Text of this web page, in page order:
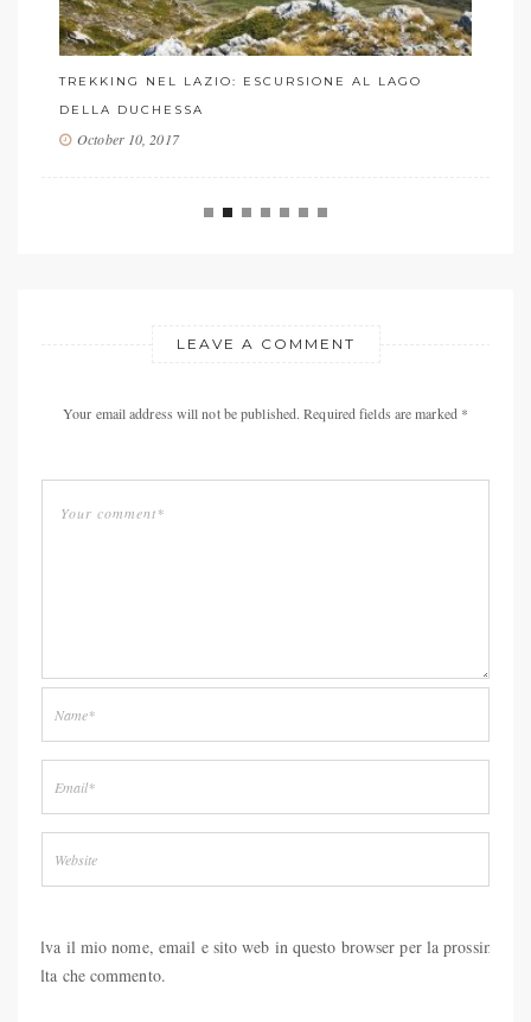
AL LAGO
ESCURSIONE A ROCCA
LEAVE A COMMENT
Your email address will not be published. Required fields are marked *
Salva il mio nome, email e sito web in questo browser per la prossima
volta che commento.